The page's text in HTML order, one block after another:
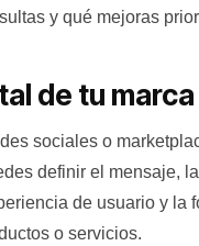
y qué mejoras
de tu marca
sociales o
definir el mensaje,
de usuario y la
o servicios.